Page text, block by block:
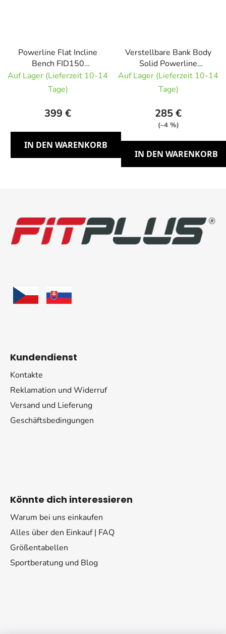
Powerline Flat Incline
Bench FID150
verstellbare Bank
Auf Lager (Lieferzeit 10-14
Tage)
399 €
IN DEN WARENKORB
Verstellbare Bank Body
Solid Powerline
PFID125X
Auf Lager (Lieferzeit 10-14
Tage)
285 €
(–4 %)
IN DEN WARENKORB
Kundendienst
Kontakte
Reklamation und Widerruf
Versand und Lieferung
Geschäftsbedingungen
Könnte dich interessieren
Warum bei uns einkaufen
Alles über den Einkauf | FAQ
Größentabellen
Sportberatung und Blog